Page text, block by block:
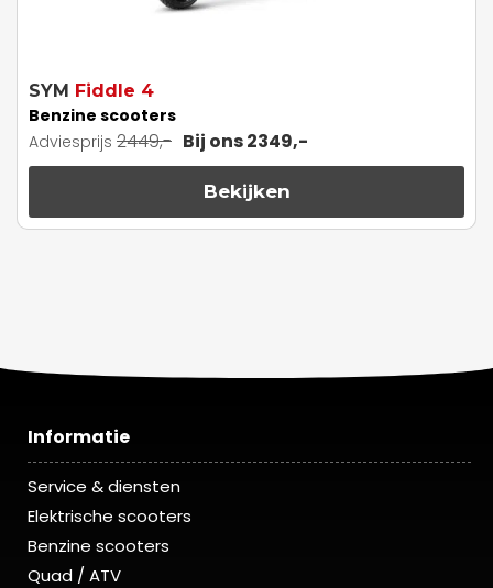
SYM Fiddle 4
Benzine scooters
Adviesprijs 2449,- Bij ons 2349,-
Bekijken
Informatie
Service & diensten
Elektrische scooters
Benzine scooters
Quad / ATV